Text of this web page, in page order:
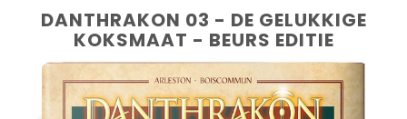
DANTHRAKON 03 - DE GELUKKIGE
KOKSMAAT - BEURS EDITIE